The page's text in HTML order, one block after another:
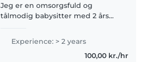
Jeg er en omsorgsfuld og
tålmodig babysitter med 2 års
STX og er
førstehjælpscertificeret. Jeg er
Experience: > 2 years
100,00 kr./hr